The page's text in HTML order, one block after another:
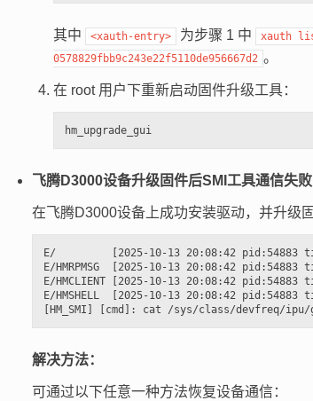
其中 <xauth-entry> 为步骤 1 中 xauth
0578829fbb9c243e22f5110de956667d2 。
在 root 用户下重新启动固件升级工具：
hm_upgrade_gui
飞腾D3000设备升级固件后SMI工具通信失败
在飞腾D3000设备上成功安装驱动，并升级
E/         [2025-10-13 20:08:42 pid:54883
E/HMRPMSG  [2025-10-13 20:08:42
E/HMCLIENT [2025-10-13 20:08:42
E/HMSHELL  [2025-10-13 20:08:42
解决方法：
可通过以下任意一种方法恢复设备通信：